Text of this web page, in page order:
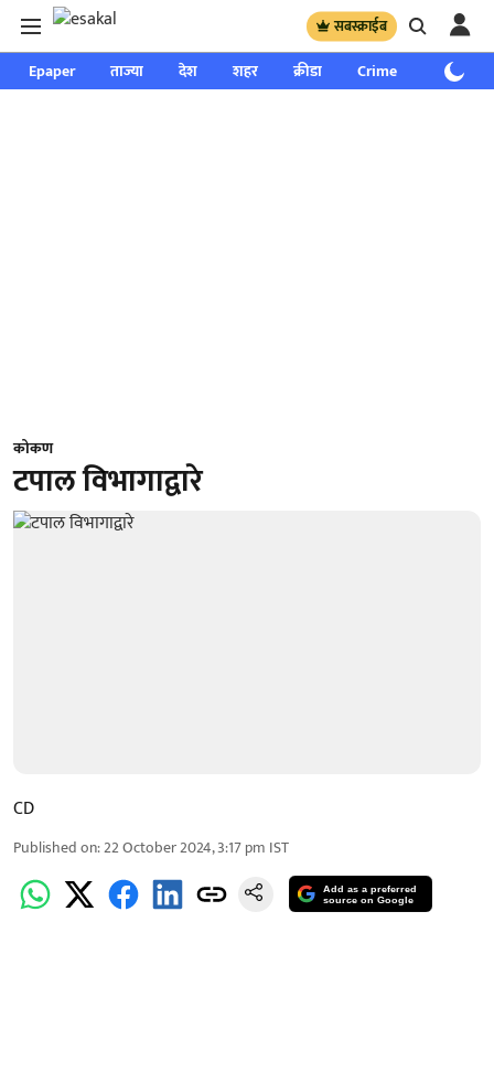
सबस्क्राईब
Epaper ताज्या देश शहर क्रीडा Crime साप्ताहिक
कोकण
टपाल विभागाद्वारे
CD
Published on:22 October 2024, 3:17 pm IST
Add as a preferred
source on Google